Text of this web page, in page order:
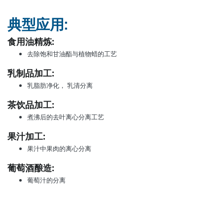
典型应用:
食用油精炼:
去除饱和甘油酯与植物蜡的工艺
乳制品加工:
乳脂肪净化， 乳清分离
茶饮品加工:
煮沸后的去叶离心分离工艺
果汁加工:
果汁中果肉的离心分离
葡萄酒酿造:
葡萄汁的分离